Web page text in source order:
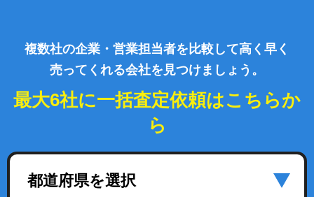
複数社の企業・営業担当者を比較して高く早く
売ってくれる会社を見つけましょう。
最大6社に一括査定依頼はこちらか
ら
都道府県を選択